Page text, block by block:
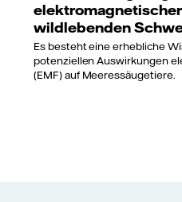
wildlebenden
Es besteht eine erhebliche
potenziellen Auswirkungen
(EMF) auf Meeressäugetiere.